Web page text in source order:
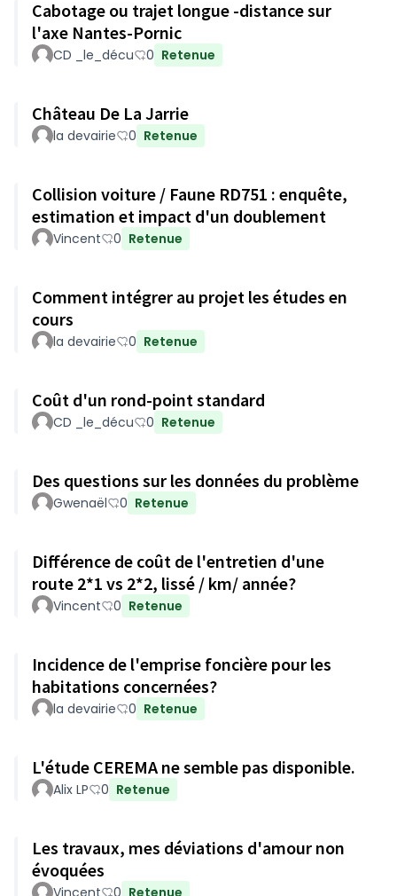
Cabotage ou trajet longue -distance sur
l'axe Nantes-Pornic
CD _le_décu 0 Retenue
Château De La Jarrie
la devairie 0 Retenue
Collision voiture / Faune RD751 : enquête,
estimation et impact d'un doublement
Vincent 0 Retenue
Comment intégrer au projet les études en
cours
la devairie 0 Retenue
Coût d'un rond-point standard
CD _le_décu 0 Retenue
Des questions sur les données du problème
Gwenaël 0 Retenue
Différence de coût de l'entretien d'une
route 2*1 vs 2*2, lissé / km/ année?
Vincent 0 Retenue
Incidence de l'emprise foncière pour les
habitations concernées?
la devairie 0 Retenue
L'étude CEREMA ne semble pas disponible.
Alix LP 0 Retenue
Les travaux, mes déviations d'amour non
évoquées
Vincent 0 Retenue